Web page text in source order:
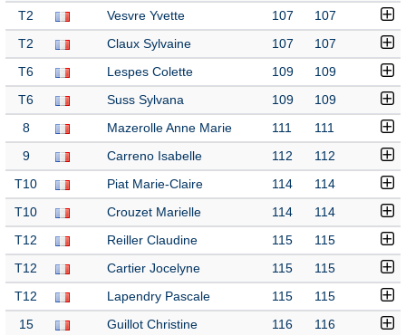
T2 Vesvre Yvette 107 107
T2 Claux Sylvaine 107 107
T6 Lespes Colette 109 109
T6 Suss Sylvana 109 109
8 Mazerolle Anne Marie 111 111
9 Carreno Isabelle 112 112
T10 Piat Marie-Claire 114 114
T10 Crouzet Marielle 114 114
T12 Reiller Claudine 115 115
T12 Cartier Jocelyne 115 115
T12 Lapendry Pascale 115 115
15 Guillot Christine 116 116